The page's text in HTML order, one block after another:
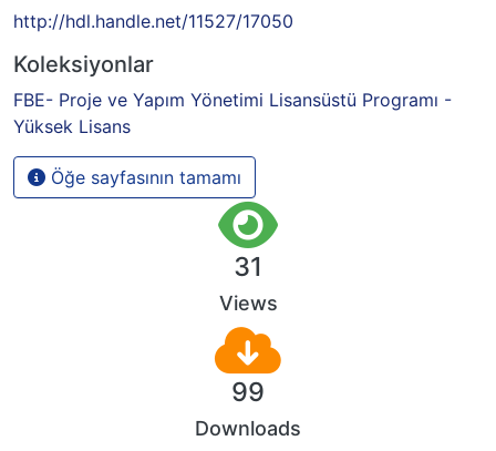
http://hdl.handle.net/11527/17050
Koleksiyonlar
FBE- Proje ve Yapım Yönetimi Lisansüstü Programı -
Yüksek Lisans
Öğe sayfasının tamamı
31
Views
99
Downloads